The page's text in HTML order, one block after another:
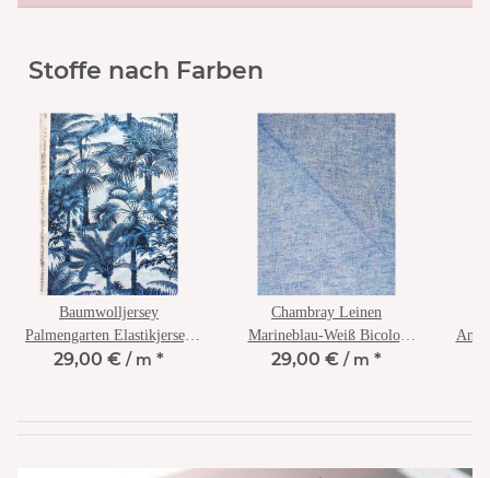
Stoffe nach Farben
Baumwolljersey
Palmengarten Elastikjersey
Print in Blautönen
29,00 € / m *
Chambray Leinen
Marineblau-Weiß Bicolor
Blusenleinen Italien
29,00 € / m *